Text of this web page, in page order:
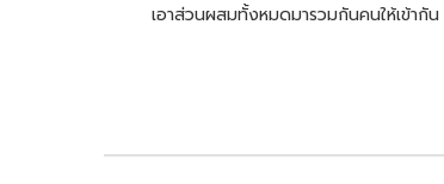
เอาส่วนผสมทั้งหมดมารวมกันคนให้เข้ากั